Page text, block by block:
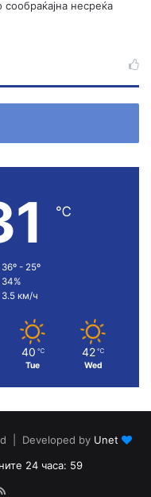
несреќа
℃
36º - 25º
34%
3.5 км/ч
40 ℃
Tue
42 ℃
Wed
| Developed by Unet
24 часа: 59
RSS